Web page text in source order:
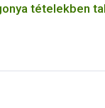
tételekben